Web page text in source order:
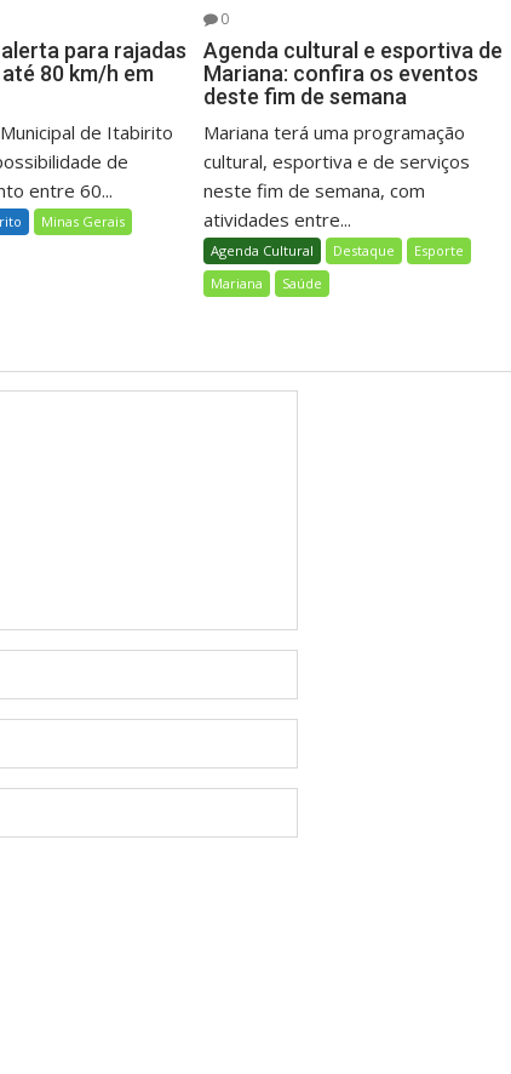
para rajadas
80 km/h em
de Itabirito
de
entre 60...
Minas Gerais
0
Agenda cultural e esportiva de
Mariana: confira os eventos
deste fim de semana
Mariana terá uma programação
cultural, esportiva e de serviços
neste fim de semana, com
atividades entre...
Agenda Cultural Destaque
Esporte
Mariana
Saúde